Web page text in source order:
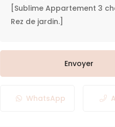
Envoyer
WhatsApp